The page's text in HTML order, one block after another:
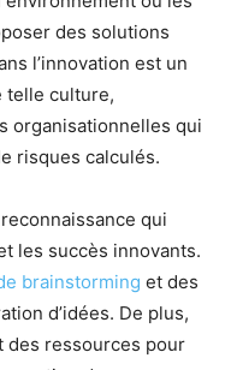
des solutions
l’innovation est un
telle culture,
organisationnelles qui
risques calculés.
qui
les succès innovants.
brainstorming et des
d’idées. De plus,
des ressources pour